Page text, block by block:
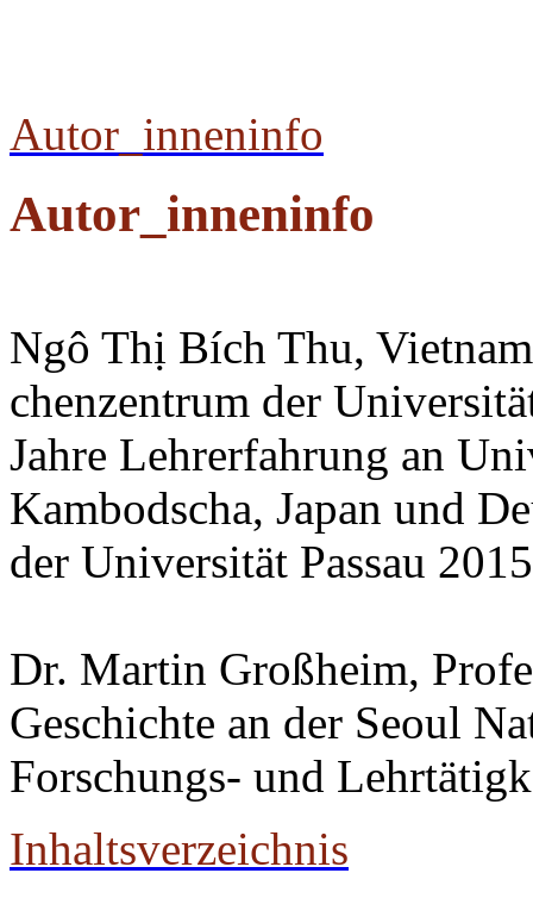
Autor_inneninfo
Autor_inneninfo
Ngô Thị Bích Thu,
chenzentrum der
Jahre Lehrerfahrung an
Kambodscha, Japan und
der Universität Passau
Dr. Martin Großheim,
Geschichte an der Seoul
Forschungs- und
Inhaltsverzeichnis